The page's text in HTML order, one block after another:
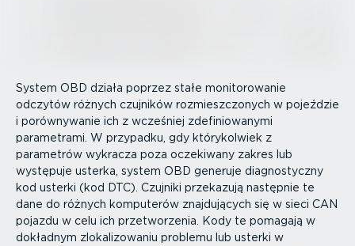
System OBD działa poprzez stałe monito­ro­wanie
odczytów różnych czujników rozmiesz­czonych w pojeździe
i porów­ny­wanie ich z wcześniej zdefi­nio­wanymi
parametrami. W przypadku, gdy który­kolwiek z
parametrów wykracza poza oczekiwany zakres lub
występuje usterka, system OBD generuje diagno­styczny
kod usterki (kod DTC). Czujniki przekazują następnie te
dane do różnych komputerów znajdu­jących się w sieci CAN
pojazdu w celu ich przetwo­rzenia. Kody te pomagają w
dokładnym zloka­li­zo­waniu problemu lub usterki w